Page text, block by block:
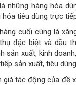
những hàng hóa
hóa tiêu dùng trực
cuối cùng là
đặc biệt và dầu
sản xuất, kinh
sản xuất, tiêu
giá tác động của đề